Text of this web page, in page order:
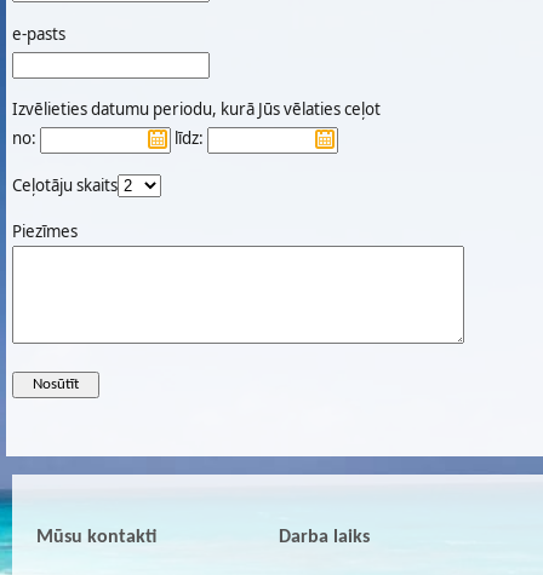
e-pasts
Izvēlieties datumu periodu, kurā Jūs vēlaties ceļot
no:
līdz:
Ceļotāju skaits
Piezīmes
Mūsu kontakti Darba laiks